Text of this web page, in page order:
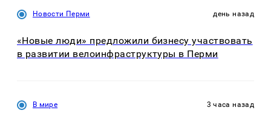
Новости Перми день назад
«Новые люди» предложили бизнесу участвовать
в развитии велоинфраструктуры в Перми
В мире 3 часа назад